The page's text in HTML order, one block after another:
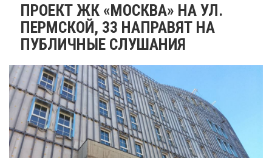
​ПРОЕКТ ЖК «МОСКВА» НА УЛ.
ПЕРМСКОЙ, 33 НАПРАВЯТ НА
ПУБЛИЧНЫЕ СЛУШАНИЯ